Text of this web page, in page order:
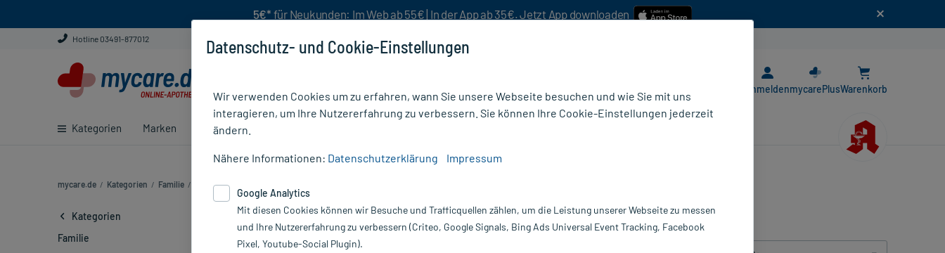
5€* für Neukunden: Im Web ab 55€ | In der App ab 35€. Jetzt App downloaden
Hotline 03491-877012
Kategorien Marken Ratgeber
AnmeldenmycarePlusWarenkorb
mycare.de / Kategorien / Familie / Babys & Kleinkinder (479)
Kategorien
Familie
Produkte für Babys & Kleinkinder
Datenschutz- und Cookie-Einstellungen
Wir verwenden Cookies um zu erfahren, wann Sie unsere Webseite besuchen und wie Sie mit uns
interagieren, um Ihre Nutzererfahrung zu verbessern. Sie können Ihre Cookie-Einstellungen jederzeit
ändern.
Nähere Informationen: Datenschutzerklärung Impressum
Google Analytics
Mit diesen Cookies können wir Besuche und Trafficquellen zählen, um die Leistung unserer Webseite zu messen
und Ihre Nutzererfahrung zu verbessern (Criteo, Google Signals, Bing Ads Universal Event Tracking, Facebook
Pixel, Youtube-Social Plugin).